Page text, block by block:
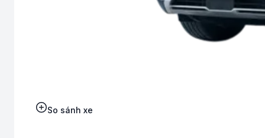
So sánh xe